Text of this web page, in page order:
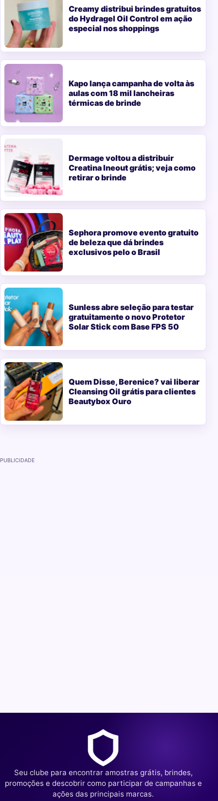
Creamy distribui brindes gratuitos
do Hydragel Oil Control em ação
especial nos shoppings
Kapo lança campanha de volta às
aulas com 18 mil lancheiras
térmicas de brinde
Dermage voltou a distribuir
Creatina Ineout grátis; veja como
retirar o brinde
Sephora promove evento gratuito
de beleza que dá brindes
exclusivos pelo o Brasil
Sunless abre seleção para testar
gratuitamente o novo Protetor
Solar Stick com Base FPS 50
Quem Disse, Berenice? vai liberar
Cleansing Oil grátis para clientes
Beautybox Ouro
PUBLICIDADE
Seu clube para encontrar amostras grátis, brindes,
promoções e descobrir como participar de campanhas e
ações das principais marcas.